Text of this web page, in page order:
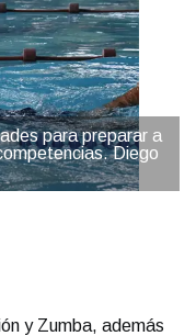
para preparar a
Diego
y Zumba, además